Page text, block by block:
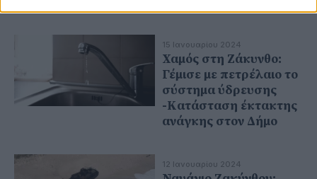
15 Ιανουαρίου 2024
Χαμός στη Ζάκυνθο:
Γέμισε με πετρέλαιο το
σύστημα ύδρευσης
-Κατάσταση έκτακτης
ανάγκης στον Δήμο
12 Ιανουαρίου 2024